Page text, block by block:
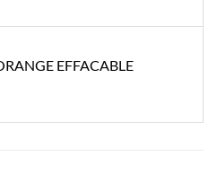
EFFACABLE